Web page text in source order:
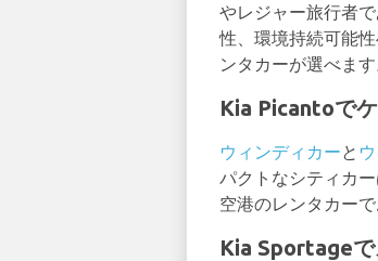
やレジャー旅行者
性、環境持続可能
ンタカーが選べます
Kia Picantoで
ウィンディカーと
パクトなシティカ
空港のレンタカー
Kia Sportageで